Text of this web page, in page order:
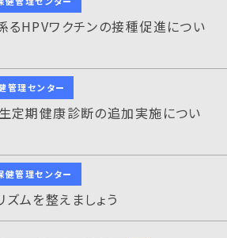
るHPVワクチンの接種促進につい
管理センター
定期健康診断の追加実施につい
健管理センター
ムを整えましょう